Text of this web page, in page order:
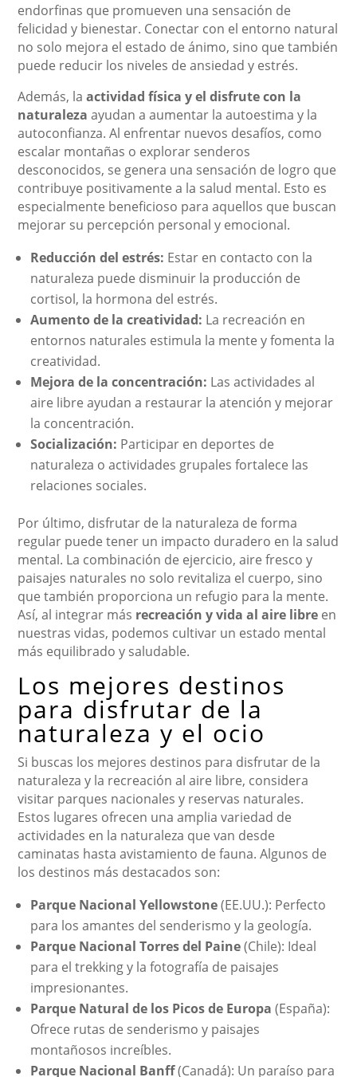
endorfinas que promueven una sensación de
felicidad y bienestar. Conectar con el entorno natural
no solo mejora el estado de ánimo, sino que también
puede reducir los niveles de ansiedad y estrés.
Además, laactividad física y el disfrute con la
naturaleza ayudan a aumentar la autoestima y la
autoconfianza. Al enfrentar nuevos desafíos, como
escalar montañas o explorar senderos
desconocidos, se genera una sensación de logro que
contribuye positivamente a la salud mental. Esto es
especialmente beneficioso para aquellos que buscan
mejorar su percepción personal y emocional.
Reducción del estrés: Estar en contacto con la
naturaleza puede disminuir la producción de
cortisol, la hormona del estrés.
Aumento de la creatividad: La recreación en
entornos naturales estimula la mente y fomenta la
creatividad.
Mejora de la concentración: Las actividades al
aire libre ayudan a restaurar la atención y mejorar
la concentración.
Socialización: Participar en deportes de
naturaleza o actividades grupales fortalece las
relaciones sociales.
Por último, disfrutar de la naturaleza de forma
regular puede tener un impacto duradero en la salud
mental. La combinación de ejercicio, aire fresco y
paisajes naturales no solo revitaliza el cuerpo, sino
que también proporciona un refugio para la mente.
Así, al integrar más recreación y vida al aire libre en
nuestras vidas, podemos cultivar un estado mental
más equilibrado y saludable.
Los mejores destinos
para disfrutar de la
naturaleza y el ocio
Si buscas los mejores destinos para disfrutar de la
naturaleza y la recreación al aire libre, considera
visitar parques nacionales y reservas naturales.
Estos lugares ofrecen una amplia variedad de
actividades en la naturaleza que van desde
caminatas hasta avistamiento de fauna. Algunos de
los destinos más destacados son:
Parque Nacional Yellowstone(EE.UU.): Perfecto
para los amantes del senderismo y la geología.
Parque Nacional Torres del Paine(Chile): Ideal
para el trekking y la fotografía de paisajes
impresionantes.
Parque Natural de los Picos de Europa (España):
Ofrece rutas de senderismo y paisajes
montañosos increíbles.
Parque Nacional Banff(Canadá): Un paraíso para